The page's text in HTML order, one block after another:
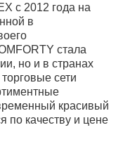
с 2012 года на
в
стала
но и в странах
сети
красивый
по качеству и цене